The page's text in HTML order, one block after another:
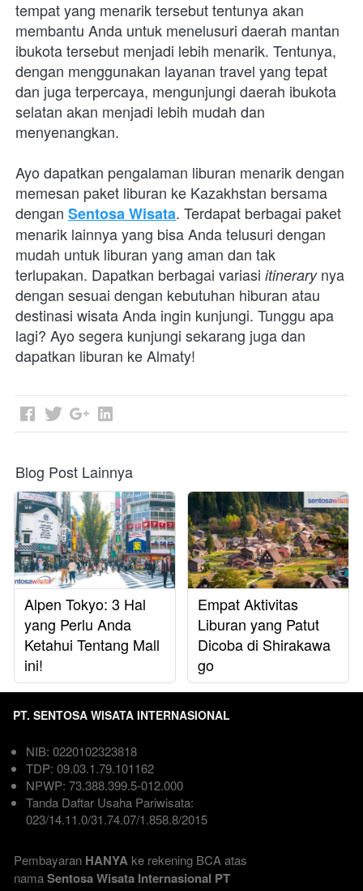
tempat yang menarik tersebut tentunya akan
membantu Anda untuk menelusuri daerah mantan
ibukota tersebut menjadi lebih menarik. Tentunya,
dengan menggunakan layanan travel yang tepat
dan juga terpercaya, mengunjungi daerah ibukota
selatan akan menjadi lebih mudah dan
menyenangkan.
Ayo dapatkan pengalaman liburan menarik dengan
memesan paket liburan ke Kazakhstan bersama
dengan Sentosa Wisata. Terdapat berbagai paket
menarik lainnya yang bisa Anda telusuri dengan
mudah untuk liburan yang aman dan tak
terlupakan. Dapatkan berbagai variasi itinerary nya
dengan sesuai dengan kebutuhan hiburan atau
destinasi wisata Anda ingin kunjungi. Tunggu apa
lagi? Ayo segera kunjungi sekarang juga dan
dapatkan liburan ke Almaty!
Blog Post Lainnya
Alpen Tokyo: 3 Hal
yang Perlu Anda
Ketahui Tentang Mall
ini!
Empat Aktivitas
Liburan yang Patut
Dicoba di Shirakawa
go
PT. SENTOSA WISATA INTERNASIONAL
NIB: 0220102323818
TDP: 09.03.1.79.101162
NPWP: 73.388.399.5-012.000
Tanda Daftar Usaha Pariwisata:
023/14.11.0/31.74.07/1.858.8/2015
Pembayaran HANYA ke rekening BCA atas
nama Sentosa Wisata Internasional PT